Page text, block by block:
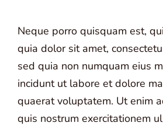
Neque porro quisquam est,
quia dolor sit amet,
sed quia non numquam eius
incidunt ut labore et dolore
quaerat voluptatem. Ut enim
quis nostrum exercitationem